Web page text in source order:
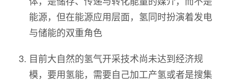
能源，但在能源应用层面，氢同时扮演着发电
与储能的双重角色
目前大自然的氢气开采技术尚未达到经济规
模，要用氢能，需要自己加工产氢或者是搜集